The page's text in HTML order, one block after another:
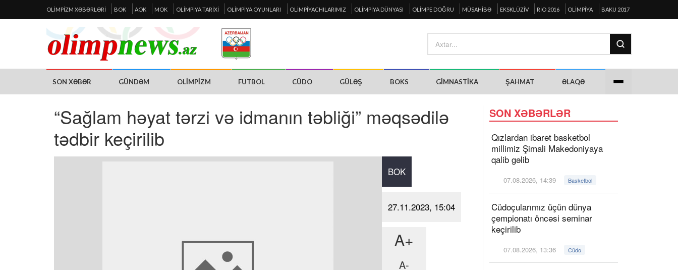
OLIMPIZM XƏBƏRLƏRI BOK AOK MOK OLIMPIYA TARIXI OLIMPIYA OYUNLARI OLIMPIYACHILARIMIZ OLIMPIYA DÜNYASI OLIMPE DOĞRU MÜSAHIBƏ EKSKLÜZIV RIO 2016 OLIMPIYA BAKU 2017
SON XƏBƏR GÜNDƏM OLIMPIZM FUTBOL CÜDO GÜLƏŞ BOKS GIMNASTIKA ŞAHMAT ƏLAQƏ
“Sağlam həyat tərzi və idmanın təbliği” məqsədilə
tədbir keçirilib
BOK
27.11.2023, 15:04
A+
A-
SON XƏBƏRLƏR
Qızlardan ibarət basketbol
millimiz Şimali Makedoniyaya
qalib gəlib
07.08.2026, 14:39 Basketbol
Cüdoçularımız üçün dünya
çempionatı öncəsi seminar
keçirilib
07.08.2026, 13:36 Cüdo